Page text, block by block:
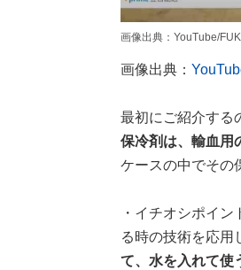
画像出典：YouTube/
画像出典：
最初にご紹介する
保冷剤は、輸血用
ケースの中でその
・イチオシポイ
る時の技術を応用
て、水を入れて使